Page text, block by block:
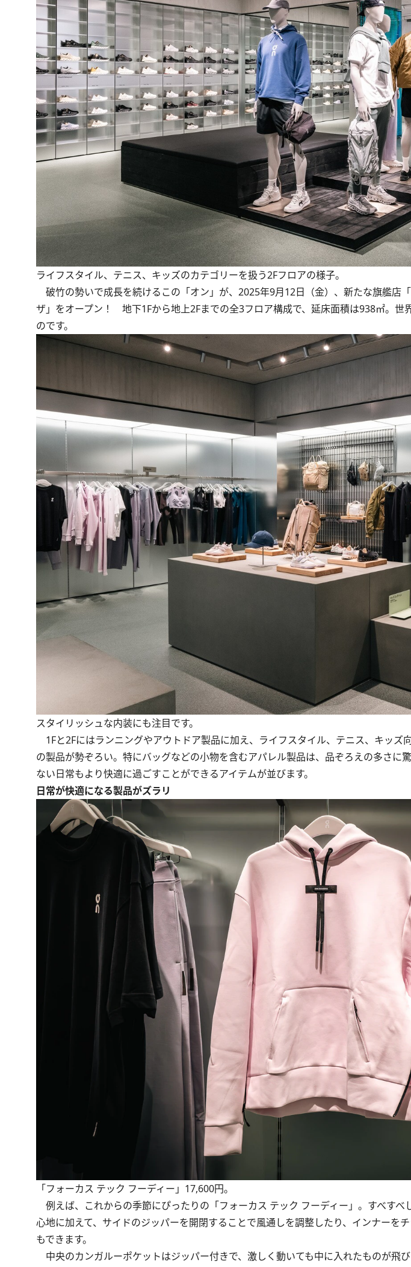
ライフスタイル、テニス、キッズのカテゴリーを扱う2Fフロアの様子。
破竹の勢いで成長を続けるこの「オン」が、2025年9月12日（金）、新たな旗艦店
ザ」をオープン！ 地下1Fから地上2Fまでの全3フロア構成で、延床面積は938㎡。世
のです。
スタイリッシュな内装にも注目です。
1Fと2Fにはランニングやアウトドア製品に加え、ライフスタイル、テニス、キッズ
の製品が勢ぞろい。特にバッグなどの小物を含むアパレル製品は、品ぞろえの多さに
ない日常もより快適に過ごすことができるアイテムが並びます。
日常が快適になる製品がズラリ
「フォーカス テック フーディー」17,600円。
例えば、これからの季節にぴったりの「フォーカス テック フーディー」。すべす
心地に加えて、サイドのジッパーを開閉することで風通しを調整したり、インナーを
もできます。
中央のカンガルーポケットはジッパー付きで、激しく動いても中に入れたものが飛